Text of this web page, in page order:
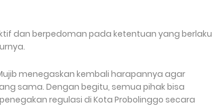
dan berpedoman pada ketentuan yang berlaku
menegaskan kembali harapannya agar
sama. Dengan begitu, semua pihak bisa
regulasi di Kota Probolinggo secara